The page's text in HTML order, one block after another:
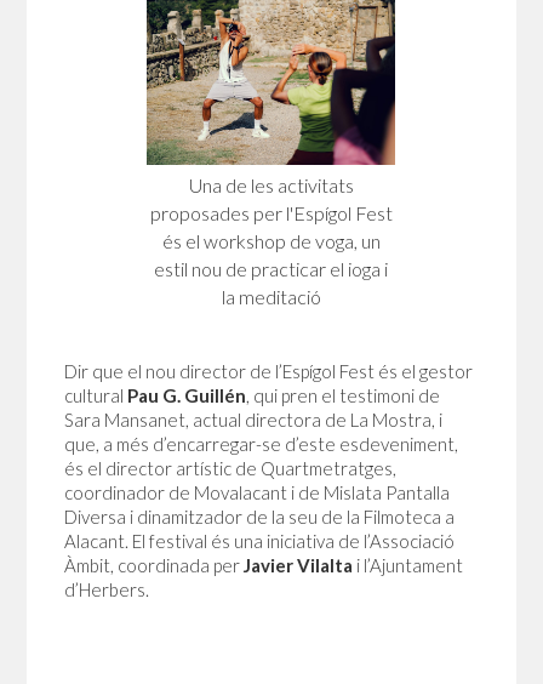
Una de les activitats
proposades per l'Espígol Fest
és el workshop de voga, un
estil nou de practicar el ioga i
la meditació
Dir que el nou director de l’Espígol Fest és el gestor
cultural Pau G. Guillén, qui pren el testimoni de
Sara Mansanet, actual directora de La Mostra, i
que, a més d’encarregar-se d’este esdeveniment,
és el director artístic de Quartmetratges,
coordinador de Movalacant i de Mislata Pantalla
Diversa i dinamitzador de la seu de la Filmoteca a
Alacant. El festival és una iniciativa de l’Associació
Àmbit, coordinada perJavier Vilalta i l’Ajuntament
d’Herbers.